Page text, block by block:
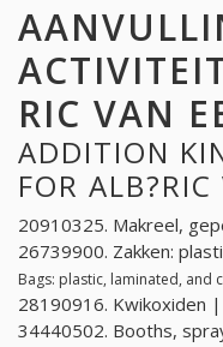
RIC VAN
ADDITION
FOR
20910325. Makreel,
26739900. Zakken:
Bags: plastic, laminated, and
28190916. Kwikoxiden |
34440502. Booths,